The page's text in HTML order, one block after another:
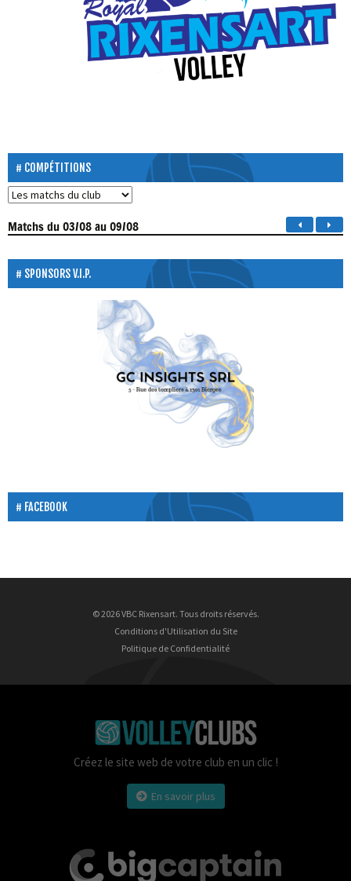
COMPÉTITIONS
Matchsdu 03/08 au 09/08
SPONSORS V.I.P.
FACEBOOK
© 2026 VBC Rixensart. Tous droits réservés.
Conditions d'Utilisation du Site
Politique de Confidentialité
Créez le site web de votre club en un clic !
En savoir plus